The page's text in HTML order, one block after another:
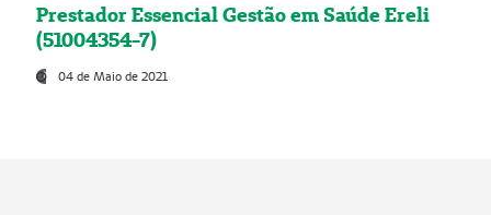
Prestador Essencial Gestão em Saúde Ereli
(51004354-7)
04 de Maio de 2021